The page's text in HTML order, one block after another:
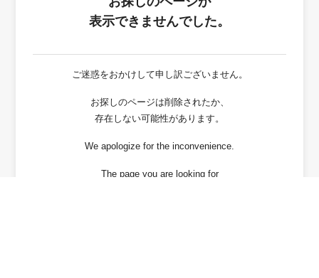
表示できませんでした。
ご迷惑をおかけして申し訳ございません。
お探しのページは削除されたか、
存在しない可能性があります。
We apologize for the inconvenience.
The page you are looking for